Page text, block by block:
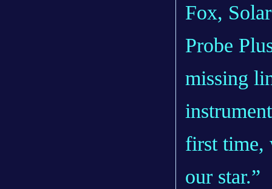
Fox,
Probe
missing
first time,
our star.”